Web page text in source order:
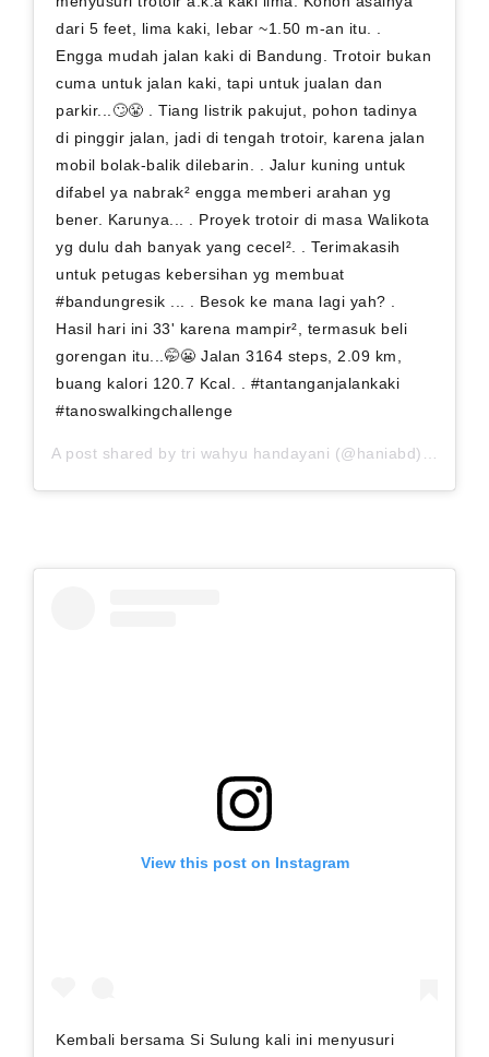
dari 5 feet, lima kaki, lebar ~1.50 m-an itu. .
Engga mudah jalan kaki di Bandung. Trotoir bukan
cuma untuk jalan kaki, tapi untuk jualan dan
parkir...🙄😤 . Tiang listrik pakujut, pohon tadinya
di pinggir jalan, jadi di tengah trotoir, karena jalan
mobil bolak-balik dilebarin. . Jalur kuning untuk
difabel ya nabrak² engga memberi arahan yg
bener. Karunya... . Proyek trotoir di masa Walikota
yg dulu dah banyak yang cecel². . Terimakasih
untuk petugas kebersihan yg membuat
#bandungresik ... . Besok ke mana lagi yah? .
Hasil hari ini 33' karena mampir², termasuk beli
gorengan itu...🤭😬 Jalan 3164 steps, 2.09 km,
buang kalori 120.7 Kcal. . #tantanganjalankaki
#tanoswalkingchallenge
A post shared by tri wahyu handayani (@haniabd) on
View this post on Instagram
Kembali bersama Si Sulung kali ini menyusuri